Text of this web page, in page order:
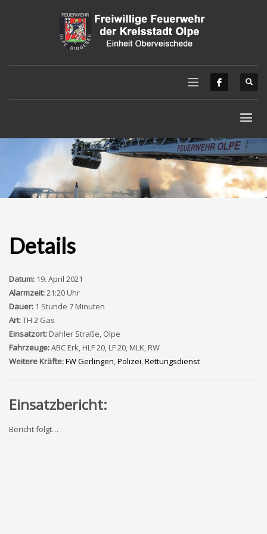
Details
Datum: 19. April 2021
Alarmzeit:21:20 Uhr
Dauer: 1 Stunde 7 Minuten
Art:TH 2 Gas
Einsatzort:Dahler Straße, Olpe
Fahrzeuge:ABC Erk, HLF 20, LF 20, MLK, RW
Weitere Kräfte:FW Gerlingen,Polizei,Rettungsdienst
Einsatzbericht:
Bericht folgt…